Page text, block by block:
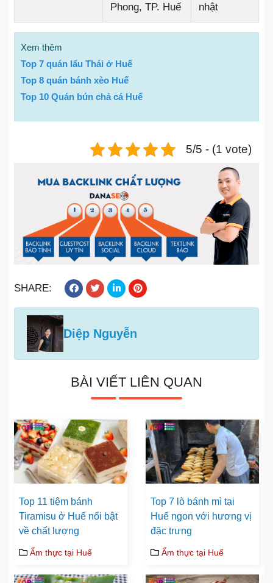
Phong, TP. Huế
nhật
Xem thêm
Top 7 quán lẩu Thái ở Huế
Top 8 quán bánh xèo Huế
Top 10 Quán bún chả cá Huế
5/5 - (1 vote)
SHARE:
Diệp Nguyễn
BÀI VIẾT LIÊN QUAN
Top 11 tiệm bánh
Tiramisu ở Huế nổi bật
về chất lượng
Ẩm thực tại Huế
Top 7 lò bánh mì tại
Huế ngon với hương vị
đặc trưng
Ẩm thực tại Huế